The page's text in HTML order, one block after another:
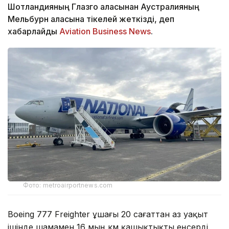
Шотландияның Глазго қаласынан Аустралияның
Мельбурн қаласына тікелей жеткізді, деп
хабарлайды Aviation Business News.
Фото: metroairportnews.com
Boeing 777 Freighter ұшағы 20 сағаттан аз уақыт